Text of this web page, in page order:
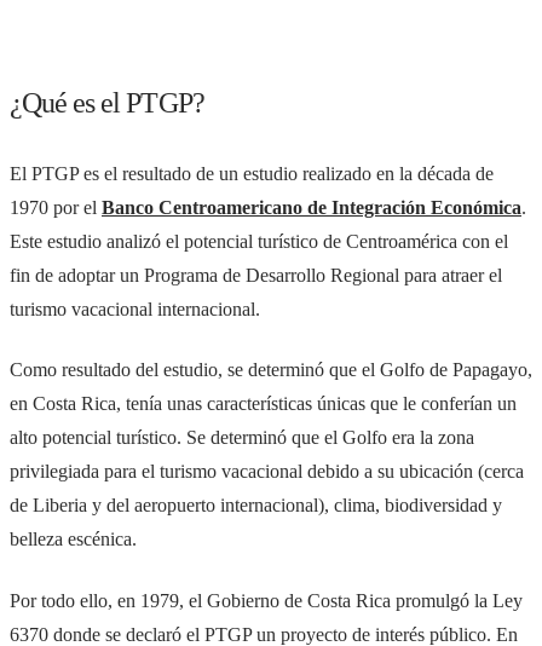
¿Qué es el PTGP?
El PTGP es el resultado de un estudio realizado en la década de
1970 por el Banco Centroamericano de Integración Económica.
Este estudio analizó el potencial turístico de Centroamérica con el
fin de adoptar un Programa de Desarrollo Regional para atraer el
turismo vacacional internacional.
Como resultado del estudio, se determinó que el Golfo de Papagayo,
en Costa Rica, tenía unas características únicas que le conferían un
alto potencial turístico. Se determinó que el Golfo era la zona
privilegiada para el turismo vacacional debido a su ubicación (cerca
de Liberia y del aeropuerto internacional), clima, biodiversidad y
belleza escénica.
Por todo ello, en 1979, el Gobierno de Costa Rica promulgó la Ley
6370 donde se declaró el PTGP un proyecto de interés público. En